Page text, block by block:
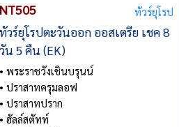
NT505 ทัวร์ยุโรป
ทัวร์ยุโรปตะวันออก ออสเตรีย เชค 8
วัน 5 คืน (EK)
• พระราชวังเชินบรุนน์
• ปราสาทครุมลอฟ
• ปราสาทปราก
• ฮัลล์สตัทท์